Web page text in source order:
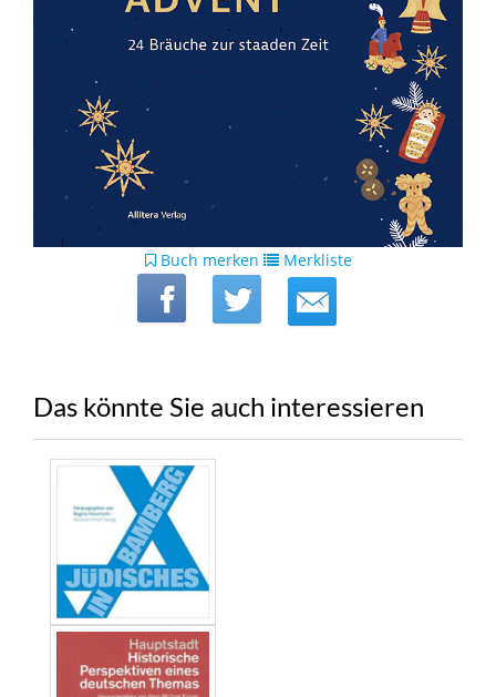
Buch merken Merkliste
Das könnte Sie auch interessieren